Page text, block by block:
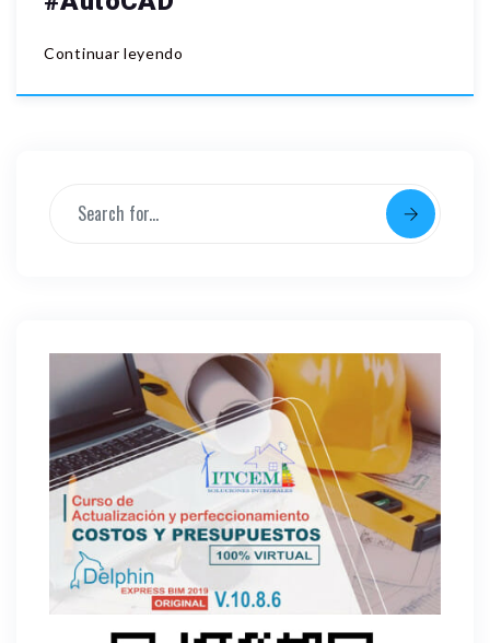
Continuar leyendo